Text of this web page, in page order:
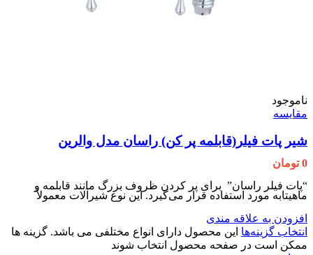
ناموجود
مقایسه
شیر پات فیلر(قابلمه پر کن) راسان مدل والرین
0 تومان
“پات فیلر راسان” برای پر کردن ظروف بزرگ مانند قابلمه و
ماهیتابه مورد استفاده قرار می‌گیرد. این نوع شیرآلات معمولاً
افزودن به علاقه مندی
انتخاب گزینه‌ها این محصول دارای انواع مختلفی می باشد. گزینه ها
ممکن است در صفحه محصول انتخاب شوند